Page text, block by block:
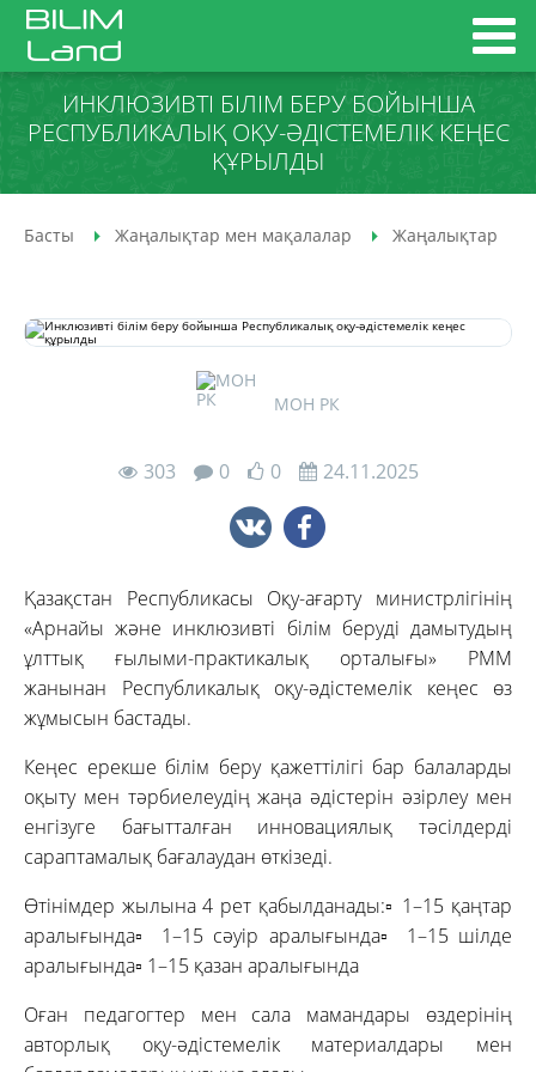
ИНКЛЮЗИВТІ БІЛІМ БЕРУ БОЙЫНША
РЕСПУБЛИКАЛЫҚ ОҚУ-ӘДІСТЕМЕЛІК КЕҢЕС
ҚҰРЫЛДЫ
Басты Жаңалықтар мен мақалалар Жаңалықтар
МОН РК
303 0 0 24.11.2025
Қазақстан Республикасы Оқу-ағарту министрлігінің
«Арнайы және инклюзивті білім беруді дамытудың
ұлттық ғылыми-практикалық орталығы» РММ
жанынан Республикалық оқу-әдістемелік кеңес өз
жұмысын бастады.
Кеңес ерекше білім беру қажеттілігі бар балаларды
оқыту мен тәрбиелеудің жаңа әдістерін әзірлеу мен
енгізуге бағытталған инновациялық тәсілдерді
сараптамалық бағалаудан өткізеді.
Өтінімдер жылына 4 рет қабылданады:▫️ 1–15 қаңтар
аралығында▫️ 1–15 сәуір аралығында▫️ 1–15 шілде
аралығында▫️ 1–15 қазан аралығында
Оған педагогтер мен сала мамандары өздерінің
авторлық оқу-әдістемелік материалдары мен